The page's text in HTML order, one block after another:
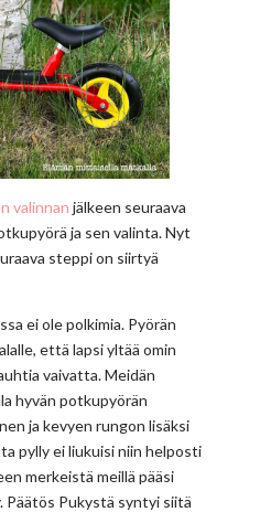
valinnan jälkeen seuraava
ja sen valinta. Nyt
steppi on siirtyä
ei ole polkimia. Pyörän
että lapsi yltää omin
vaivatta. Meidän
hyvän potkupyörän
ja kevyen rungon lisäksi
pylly ei liukuisi niin helposti
merkeistä meillä pääsi
Päätös Pukystä syntyi siitä